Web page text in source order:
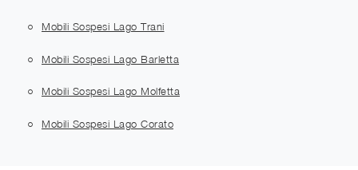
Mobili Sospesi Lago Trani
Mobili Sospesi Lago Barletta
Mobili Sospesi Lago Molfetta
Mobili Sospesi Lago Corato